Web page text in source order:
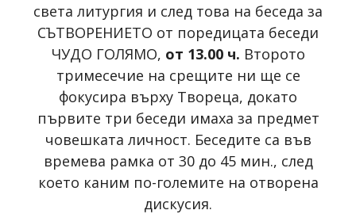
света литургия и след това на беседа за
СЪТВОРЕНИЕТО от поредицата беседи
ЧУДО ГОЛЯМО, от 13.00 ч. Второто
тримесечие на срещите ни ще се
фокусира върху Твореца, докато
първите три беседи имаха за предмет
човешката личност. Беседите са във
времева рамка от 30 до 45 мин., след
което каним по-големите на отворена
дискусия.